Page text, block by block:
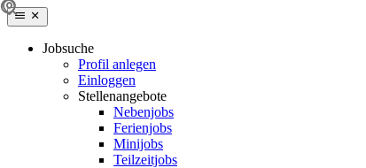
Jobsuche
Profil anlegen
Einloggen
Stellenangebote
Nebenjobs
Ferienjobs
Minijobs
Teilzeitjobs